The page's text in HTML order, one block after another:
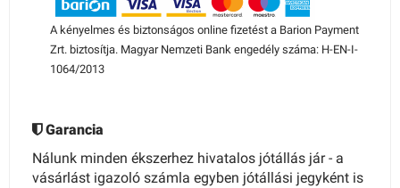
A kényelmes és biztonságos online fizetést a Barion Payment
Zrt. biztosítja. Magyar Nemzeti Bank engedély száma: H-EN-I-
1064/2013
Garancia
Nálunk minden ékszerhez hivatalos jótállás jár - a
vásárlást igazoló számla egyben jótállási jegyként is